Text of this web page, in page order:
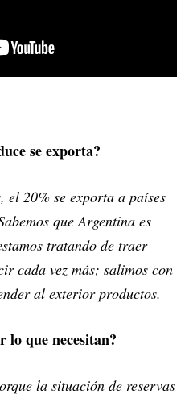
se exporta?
20% se exporta a países
que Argentina es
tratando de traer
cada vez más; salimos con
al exterior productos.
que necesitan?
la situación de reservas